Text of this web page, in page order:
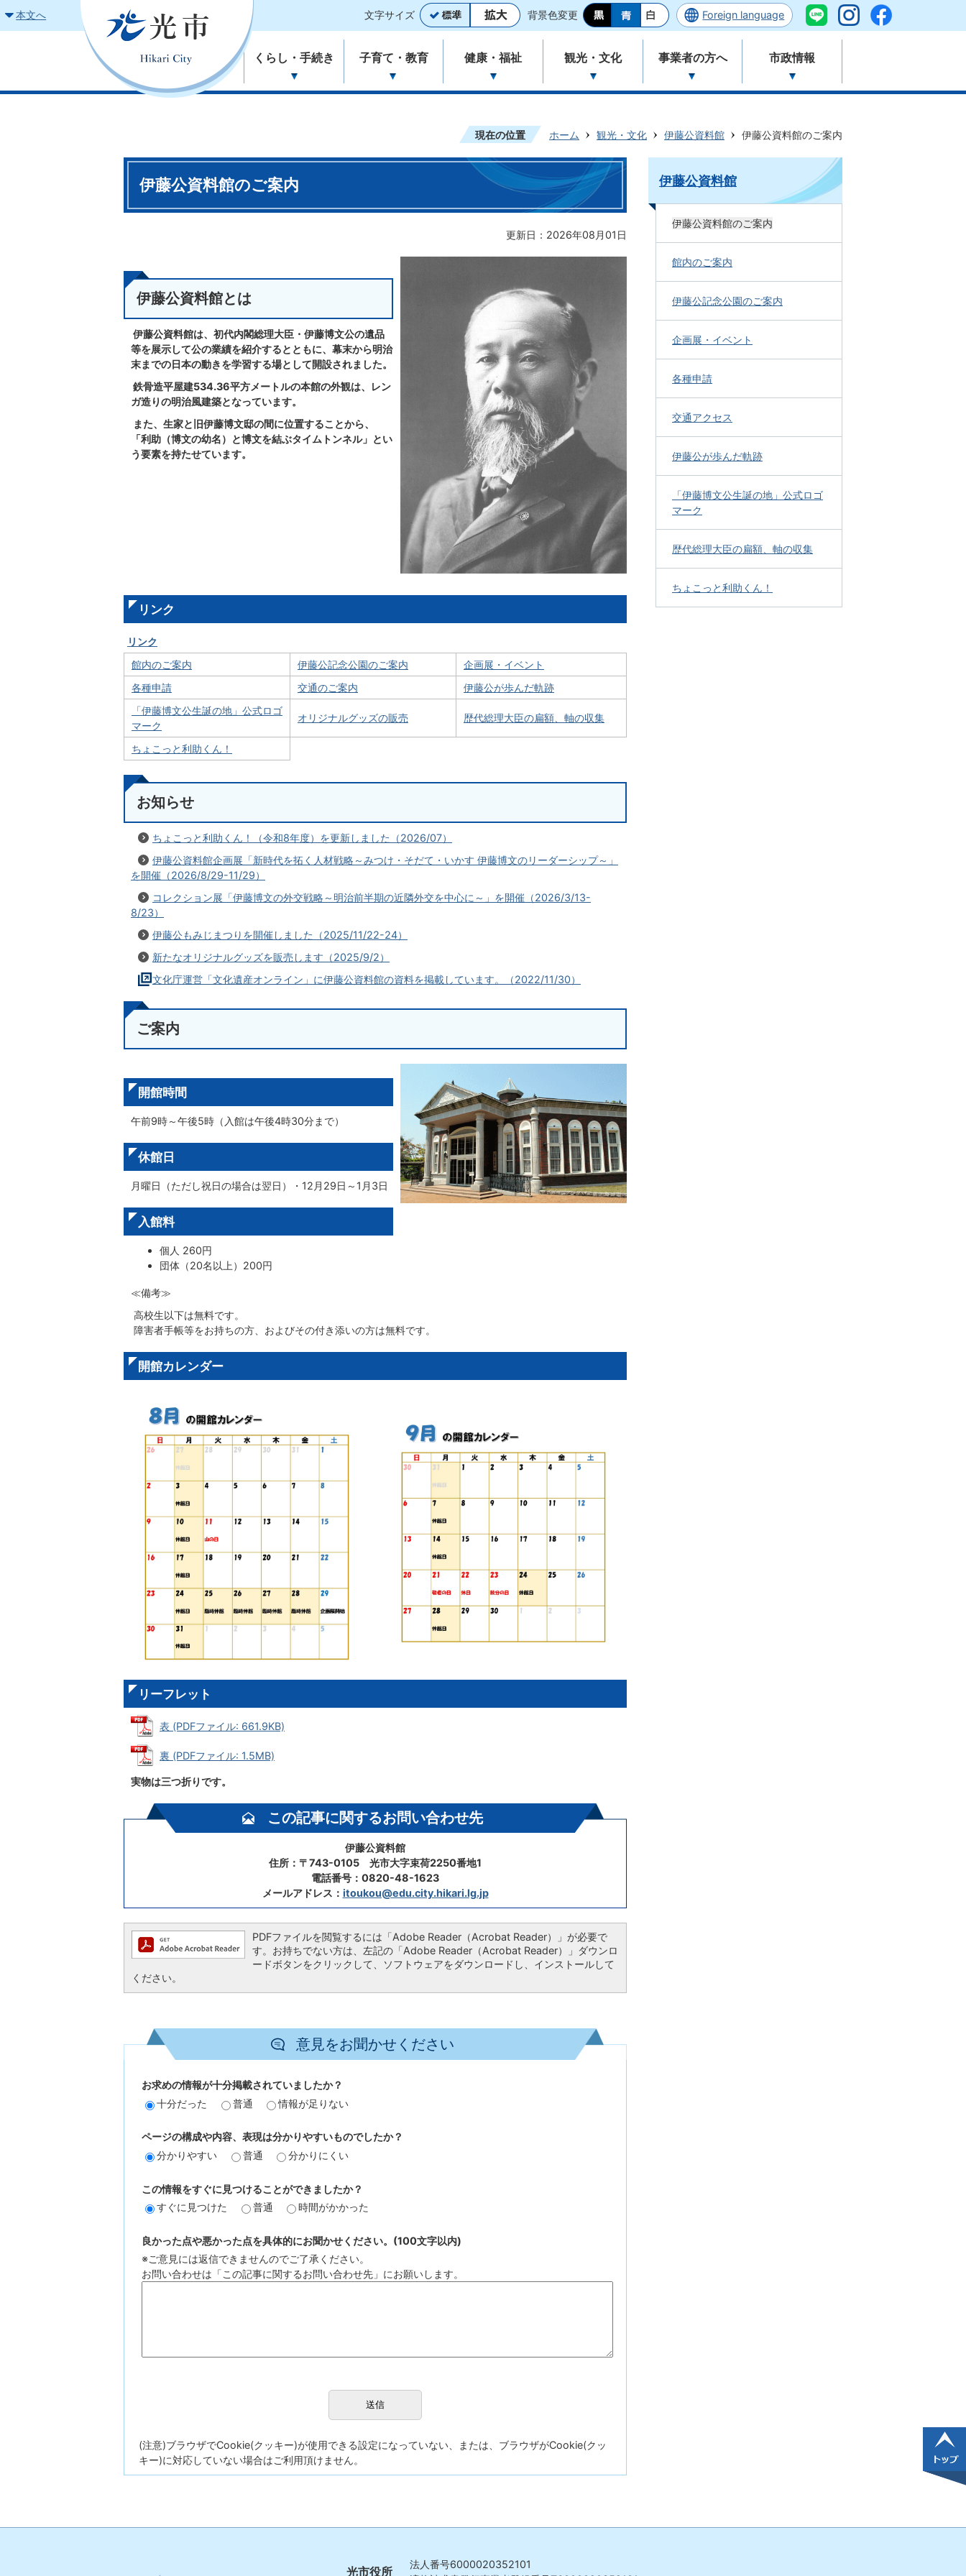
本文へ 文字サイズ 背景色変更 Foreign language
くらし・手続き 子育て・教育 健康・福祉 観光・文化 事業者の方へ 市政情報
現在の位置 ホーム 観光・文化 伊藤公資料館 伊藤公資料館のご案内
伊藤公資料館のご案内
更新日：2026年08月01日
伊藤公資料館とは
伊藤公資料館は、初代内閣総理大臣・伊藤博文公の遺品
等を展示して公の業績を紹介するとともに、幕末から明治
末までの日本の動きを学習する場として開設されました。
鉄骨造平屋建534.36平方メートルの本館の外観は、レン
ガ造りの明治風建築となっています。
また、生家と旧伊藤博文邸の間に位置することから、
「利助（博文の幼名）と博文を結ぶタイムトンネル」とい
う要素を持たせています。
リンク
リンク
館内のご案内
伊藤公記念公園のご案内
企画展・イベント
各種申請
交通のご案内
伊藤公が歩んだ軌跡
「伊藤博文公生誕の地」公式ロゴ
マーク
オリジナルグッズの販売 歴代総理大臣の扁額、軸の収集
ちょこっと利助くん！
お知らせ
ちょこっと利助くん！（令和8年度）を更新しました（2026/07）
伊藤公資料館企画展「新時代を拓く人材戦略～みつけ・そだて・いかす 伊藤博文のリーダーシップ～」
を開催（2026/8/29-11/29）
コレクション展「伊藤博文の外交戦略～明治前半期の近隣外交を中心に～」を開催（2026/3/13-
8/23）
伊藤公もみじまつりを開催しました（2025/11/22-24）
新たなオリジナルグッズを販売します（2025/9/2）
文化庁運営「文化遺産オンライン」に伊藤公資料館の資料を掲載しています。（2022/11/30）
ご案内
開館時間
午前9時～午後5時（入館は午後4時30分まで）
休館日
月曜日（ただし祝日の場合は翌日）・12月29日～1月3日
入館料
個人 260円
団体（20名以上）200円
≪備考≫
高校生以下は無料です。
障害者手帳等をお持ちの方、およびその付き添いの方は無料です。
開館カレンダー
リーフレット
表 (PDFファイル: 661.9KB)
裏 (PDFファイル: 1.5MB)
実物は三つ折りです。
この記事に関するお問い合わせ先
伊藤公資料館
住所：〒743-0105 光市大字束荷2250番地1
電話番号：0820-48-1623
メールアドレス： itoukou@edu.city.hikari.lg.jp
PDFファイルを閲覧するには「Adobe Reader（Acrobat Reader）」が必要で
す。お持ちでない方は、左記の「Adobe Reader（Acrobat Reader）」ダウンロ
ードボタンをクリックして、ソフトウェアをダウンロードし、インストールして
ください。
意見をお聞かせください
お求めの情報が十分掲載されていましたか？
十分だった
普通 情報が足りない
ページの構成や内容、表現は分かりやすいものでしたか？
分かりやすい
普通 分かりにくい
この情報をすぐに見つけることができましたか？
すぐに見つけた
普通 時間がかかった
良かった点や悪かった点を具体的にお聞かせください。(100文字以内)
※ご意見には返信できませんのでご了承ください。
お問い合わせは「この記事に関するお問い合わせ先」にお願いします。
(注意)ブラウザでCookie(クッキー)が使用できる設定になっていない、または、ブラウザがCookie(クッ
キー)に対応していない場合はご利用頂けません。
伊藤公資料館
伊藤公資料館のご案内
館内のご案内
伊藤公記念公園のご案内
企画展・イベント
各種申請
交通アクセス
伊藤公が歩んだ軌跡
「伊藤博文公生誕の地」公式ロゴ
マーク
歴代総理大臣の扁額、軸の収集
ちょこっと利助くん！
光市役所
法人番号6000020352101